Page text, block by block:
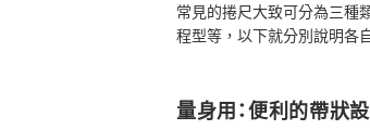
常見的捲尺大致可分為三種
程型等，以下就分別說明各
量身用：便利的帶狀